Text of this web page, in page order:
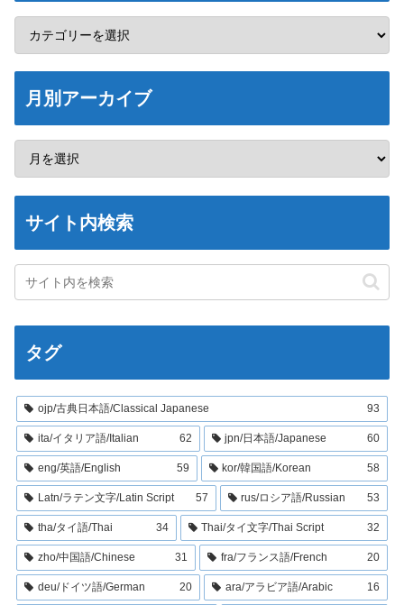
月別アーカイブ
サイト内検索
タグ
ojp/古典日本語/Classical Japanese 93
ita/イタリア語/Italian 62 jpn/日本語/Japanese 60
eng/英語/English 59 kor/韓国語/Korean 58
Latn/ラテン文字/Latin Script 57 rus/ロシア語/Russian 53
tha/タイ語/Thai 34 Thai/タイ文字/Thai Script 32
zho/中国語/Chinese 31 fra/フランス語/French 20
deu/ドイツ語/German 20 ara/アラビア語/Arabic 16